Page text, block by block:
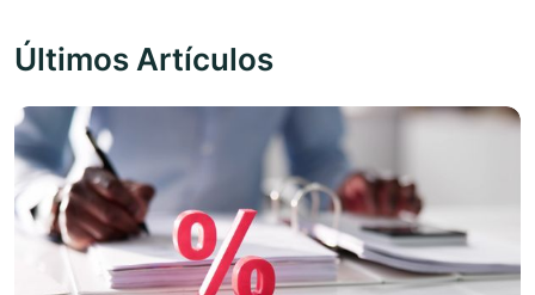
Últimos Artículos